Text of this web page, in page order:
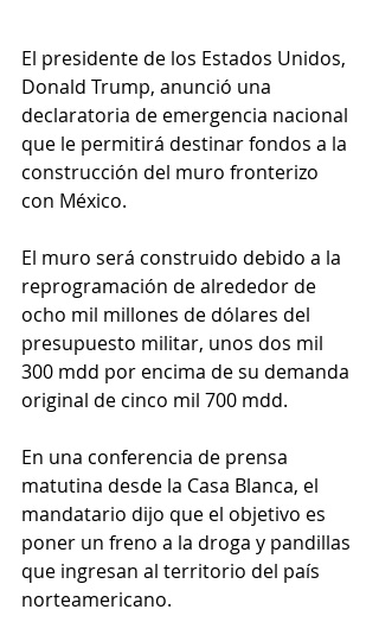
El presidente de los Estados Unidos,
Donald Trump, anunció una
declaratoria de emergencia nacional
que le permitirá destinar fondos a la
construcción del muro fronterizo
con México.
El muro será construido debido a la
reprogramación de alrededor de
ocho mil millones de dólares del
presupuesto militar, unos dos mil
300 mdd por encima de su demanda
original de cinco mil 700 mdd.
En una conferencia de prensa
matutina desde la Casa Blanca, el
mandatario dijo que el objetivo es
poner un freno a la droga y pandillas
que ingresan al territorio del país
norteamericano.